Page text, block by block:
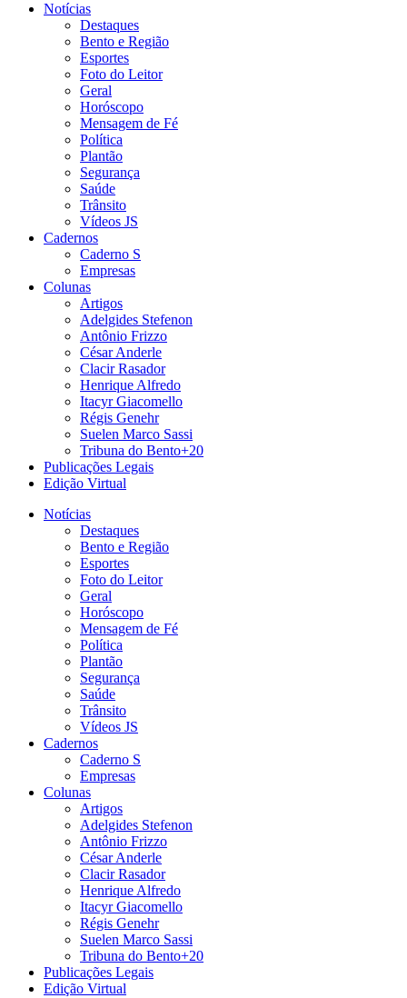
Notícias
Destaques
Bento e Região
Esportes
Foto do Leitor
Geral
Horóscopo
Mensagem de Fé
Política
Plantão
Segurança
Saúde
Trânsito
Vídeos JS
Cadernos
Caderno S
Empresas
Colunas
Artigos
Adelgides Stefenon
Antônio Frizzo
César Anderle
Clacir Rasador
Henrique Alfredo
Itacyr Giacomello
Régis Genehr
Suelen Marco Sassi
Tribuna do Bento+20
Publicações Legais
Edição Virtual
Notícias
Destaques
Bento e Região
Esportes
Foto do Leitor
Geral
Horóscopo
Mensagem de Fé
Política
Plantão
Segurança
Saúde
Trânsito
Vídeos JS
Cadernos
Caderno S
Empresas
Colunas
Artigos
Adelgides Stefenon
Antônio Frizzo
César Anderle
Clacir Rasador
Henrique Alfredo
Itacyr Giacomello
Régis Genehr
Suelen Marco Sassi
Tribuna do Bento+20
Publicações Legais
Edição Virtual